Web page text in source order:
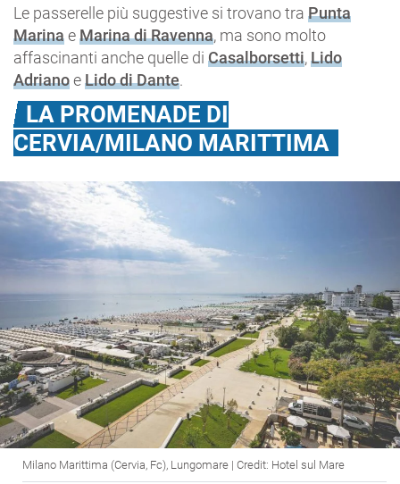
Le passerelle più suggestive si trovano tra Punta
MarinaeMarina di Ravenna, ma sono molto
affascinanti anche quelle di Casalborsetti,Lido
AdrianoeLido di Dante.
LA PROMENADE DI
CERVIA/MILANO MARITTIMA
Milano Marittima (Cervia, Fc), Lungomare | Credit: Hotel sul Mare